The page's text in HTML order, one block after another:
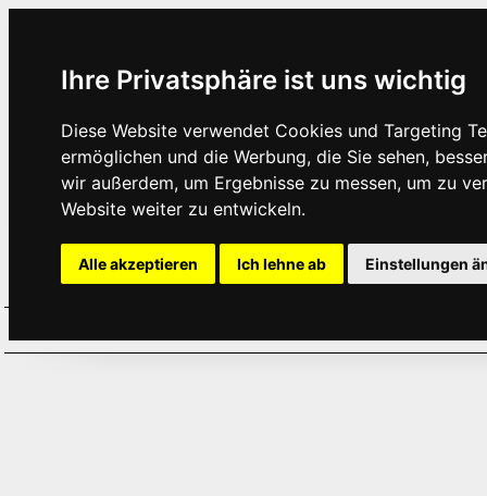
Ihre Privatsphäre ist uns wichtig
Diese Website verwendet Cookies und Targeting
ermöglichen und die Werbung, die Sie sehen,
wir außerdem, um Ergebnisse zu messen, um zu
Website weiter zu entwickeln.
Alle akzeptieren Ich lehne ab Einstellungen